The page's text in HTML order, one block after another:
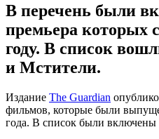
В перечень были
премьера которых
году. В список
и Мстители.
Издание The Guardian
фильмов, которые были
года. В список были включены